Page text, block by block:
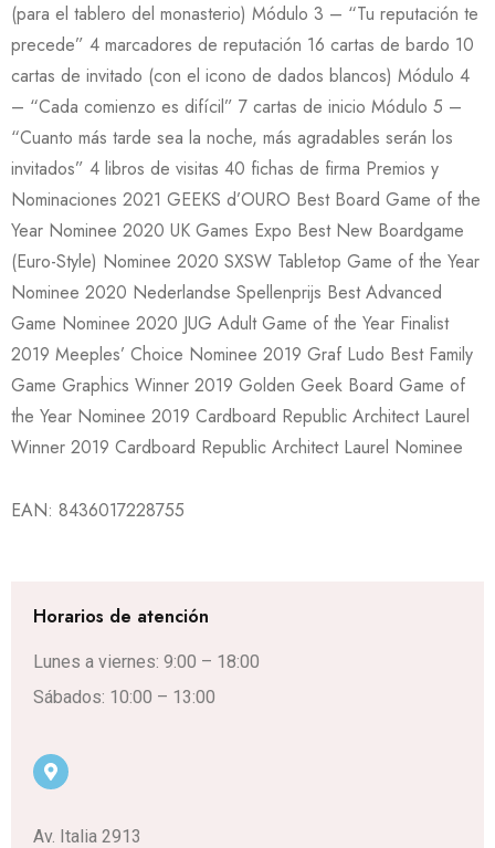
(para el tablero del monasterio) Módulo 3 – “Tu reputación te
precede” 4 marcadores de reputación 16 cartas de bardo 10
cartas de invitado (con el icono de dados blancos) Módulo 4
– “Cada comienzo es difícil” 7 cartas de inicio Módulo 5 –
“Cuanto más tarde sea la noche, más agradables serán los
invitados” 4 libros de visitas 40 fichas de firma Premios y
Nominaciones 2021 GEEKS d’OURO Best Board Game of the
Year Nominee 2020 UK Games Expo Best New Boardgame
(Euro-Style) Nominee 2020 SXSW Tabletop Game of the Year
Nominee 2020 Nederlandse Spellenprijs Best Advanced
Game Nominee 2020 JUG Adult Game of the Year Finalist
2019 Meeples’ Choice Nominee 2019 Graf Ludo Best Family
Game Graphics Winner 2019 Golden Geek Board Game of
the Year Nominee 2019 Cardboard Republic Architect Laurel
Winner 2019 Cardboard Republic Architect Laurel Nominee
EAN: 8436017228755
Horarios de atención
Lunes a viernes: 9:00 – 18:00
Sábados: 10:00 – 13:00
Av. Italia 2913